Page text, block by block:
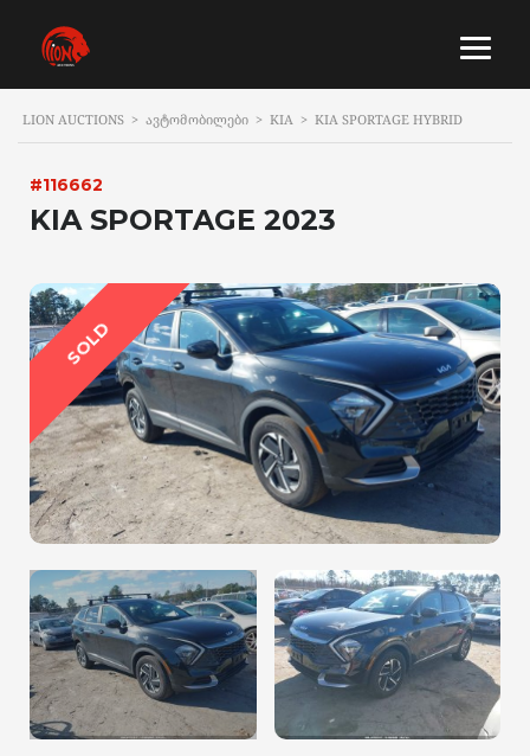
LION AUCTIONS > ᲐᲕᲢᲝᲛᲝᲑᲘᲚᲔᲑᲘ > KIA > KIA SPORTAGE HYBRID
#116662
KIA SPORTAGE 2023
SOLD